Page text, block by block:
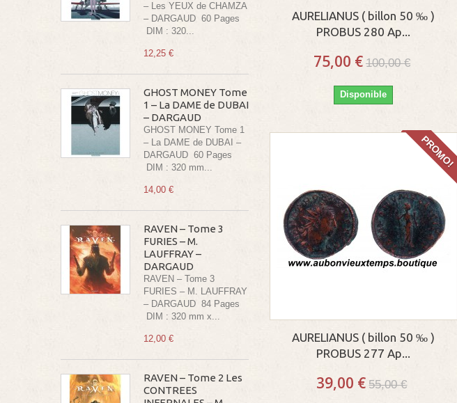
– Les YEUX de CHAMZA
– DARGAUD 60 Pages
DIM : 320...
12,25 €
GHOST MONEY Tome
1 – La DAME de DUBAI
– DARGAUD
GHOST MONEY Tome 1
– La DAME de DUBAI –
DARGAUD 60 Pages
DIM : 320 mm...
14,00 €
RAVEN – Tome 3
FURIES – M.
LAUFFRAY –
DARGAUD
RAVEN – Tome 3
FURIES – M. LAUFFRAY
– DARGAUD 84 Pages
DIM : 320 mm x...
12,00 €
RAVEN – Tome 2 Les
CONTREES
AURELIANUS ( billon 50 ‰ )
PROBUS 280 Ap...
75,00 € 100,00 €
Disponible
PROMO!
AURELIANUS ( billon 50 ‰ )
PROBUS 277 Ap...
39,00 € 55,00 €